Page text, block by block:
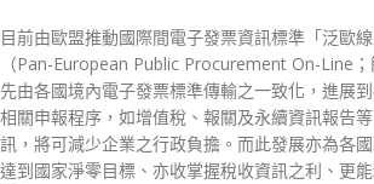
目前由歐盟推動國際間電子發票資訊標準「泛歐線
（Pan-European Public Procurement On-Line
先由各國境內電子發票標準傳輸之一致化，進展
相關申報程序，如增值稅、報關及永續資訊報告
訊，將可減少企業之行政負擔。而此發展亦為各
達到國家淨零目標、亦收掌握稅收資訊之利、更